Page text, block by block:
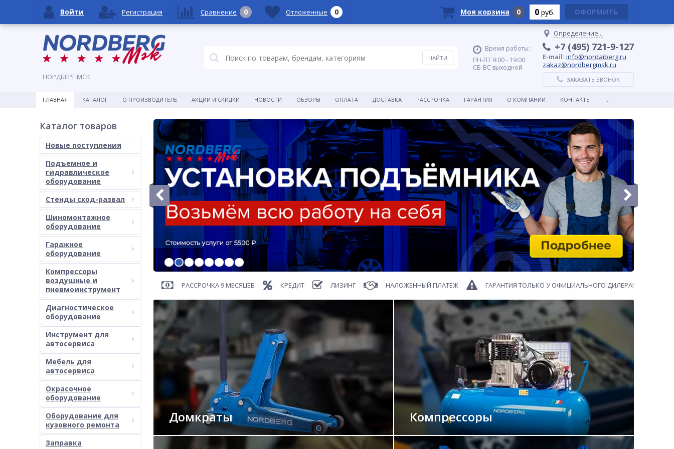
НОРДБЕРГ МСК
Время работы:
ПН-ПТ 9:00 - 19:00
СБ-ВС выходной
Определение...
+7 (495) 721-9-127
E-mail: info@nordaiberg.ru
zakaz@nordbergmsk.ru
ЗАКАЗАТЬ ЗВОНОК
ГЛАВНАЯ КАТАЛОГ О ПРОИЗВОДИТЕЛЕ АКЦИИ И СКИДКИ НОВОСТИ ОБЗОРЫ ОПЛАТА ДОСТАВКА РАССРОЧКА ГАРАНТИЯ О КОМПАНИИ КОНТАКТЫ ...
Каталог товаров
Новые поступления
Подъемное и
гидравлическое
оборудование
Стенды сход-развал
Шиномонтажное
оборудование
Гаражное
оборудование
Компрессоры
воздушные и
пневмоинструмент
Диагностическое
оборудование
Инструмент для
автосервиса
Мебель для
автосервиса
Окрасочное
оборудование
Оборудование для
кузовного ремонта
Заправка
РАССРОЧКА 9 МЕСЯЦЕВ КРЕДИТ ЛИЗИНГ НАЛОЖЕННЫЙ ПЛАТЕЖ ГАРАНТИЯ ТОЛЬКО У ОФИЦИАЛЬНОГО ДИЛЕРА!
Домкраты Компрессоры
Войти Регистрация Сравнение 0 Отложенные 0 Моя корзина 0 0 руб. ОФОРМИТЬ